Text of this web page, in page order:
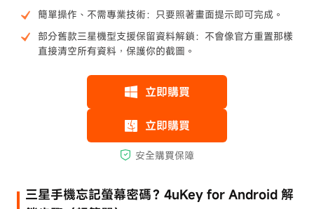
簡單操作、不需專業技術：只要照著畫面提示即可完成。
部分舊款三星機型支援保留資料解鎖：不會像官方重置那樣
直接清空所有資料，保護你的截圖。
三星手機忘記螢幕密碼？4uKey for Android 解